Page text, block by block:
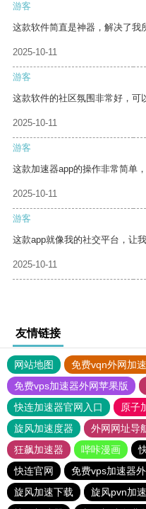
游客
这款软件简直是神器，解决了我
2025-10-11
游客
这款软件的社区氛围非常好，可
2025-10-11
游客
这款加速器app的操作非常简单
2025-10-11
游客
这款app就像我的社交平台，让
2025-10-11
友情链接
网站地图 免费vqn外网加速
免费vps加速器外网苹果版
快连加速器官网入口
原子
旋风加速度器
外网网址导
狂飙加速器
哔咔漫画
快连官网
免费vps加速器
旋风加速下载
旋风pvn加